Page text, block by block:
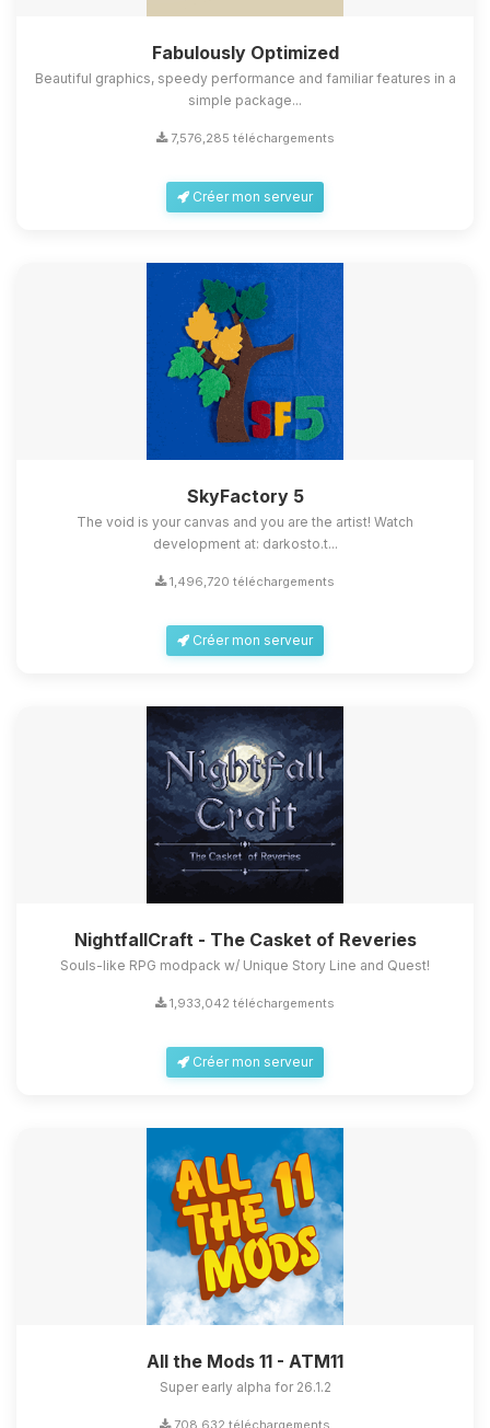
Fabulously Optimized
Beautiful graphics, speedy performance and familiar features in a
simple package...
7,576,285 téléchargements
Créer mon serveur
SkyFactory 5
The void is your canvas and you are the artist! Watch
development at: darkosto.t...
1,496,720 téléchargements
Créer mon serveur
NightfallCraft - The Casket of Reveries
Souls-like RPG modpack w/ Unique Story Line and Quest!
1,933,042 téléchargements
Créer mon serveur
All the Mods 11 - ATM11
Super early alpha for 26.1.2